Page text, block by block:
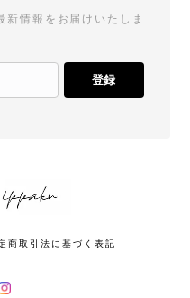
情報をお届けいたしま
登録
商取引法に基づく表記